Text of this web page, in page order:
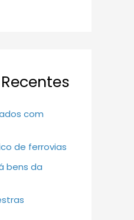
com
de ferrovias
bens da